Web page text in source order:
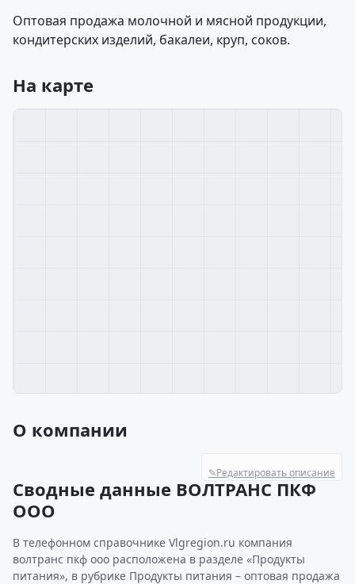
Оптовая продажа молочной и мясной продукции,
кондитерских изделий, бакалеи, круп, соков.
На карте
О компании
✎Редактировать описание
Сводные данные ВОЛТРАНС ПКФ
ООО
В телефонном справочнике Vlgregion.ru компания
волтранс пкф ооо расположена в разделе «Продукты
питания», в рубрике Продукты питания – оптовая продажа